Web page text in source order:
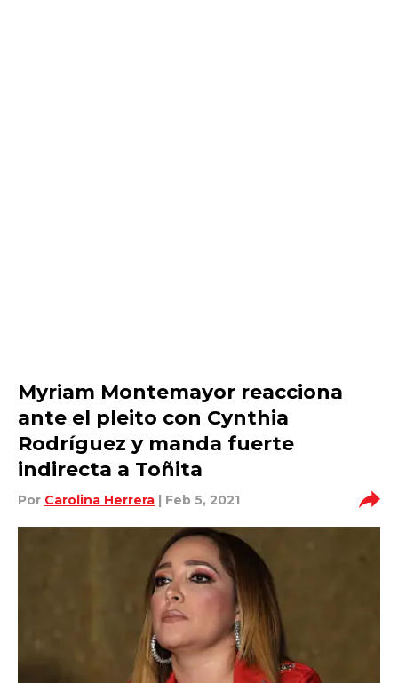
Myriam Montemayor reacciona
ante el pleito con Cynthia
Rodríguez y manda fuerte
indirecta a Toñita
Por Carolina Herrera | Feb 5, 2021